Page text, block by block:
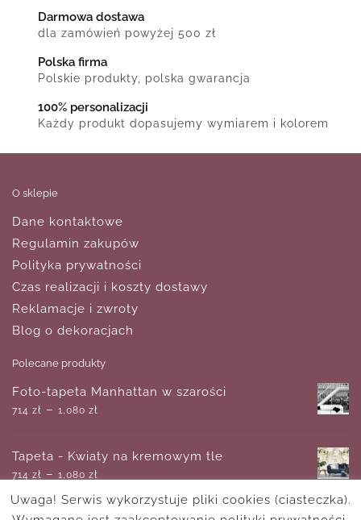
Darmowa dostawa
dla zamówień powyżej 500 zł
Polska firma
Polskie produkty, polska gwarancja
100% personalizacji
Każdy produkt dopasujemy wymiarem i kolorem
O sklepie
Dane kontaktowe
Regulamin zakupów
Polityka prywatności
Czas realizacji i koszty dostawy
Reklamacje i zwroty
Blog o dekoracjach
Polecane produkty
Foto-tapeta Manhattan w szarości
714 zł – 1,080 zł
Tapeta - Kwiaty na kremowym tle
714 zł – 1,080 zł
Uwaga! Serwis wykorzystuje pliki cookies (ciasteczka).